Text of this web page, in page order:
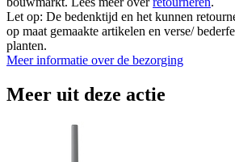
Let op: De bedenktijd en het kunnen
op maat gemaakte artikelen en verse/
planten.
Meer informatie over de bezorging
Meer uit deze actie